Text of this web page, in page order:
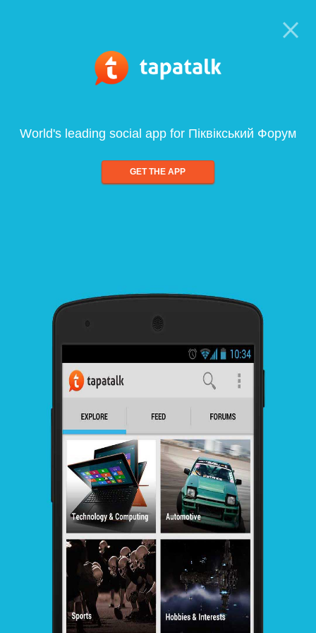
World's leading social app for Піквікський Форум
GET THE APP